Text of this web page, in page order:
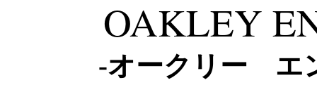
OAKLEY
-オークリー エ